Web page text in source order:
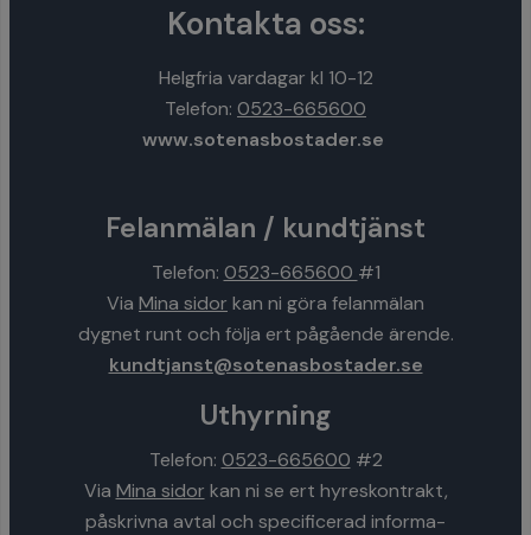
Kontakta oss:
Helgfria vardagar kl 10-12
Telefon: 0523-665600
www.sotenasbostader.se
Felanmälan / kundtjänst
Telefon: 0523-665600 #1
Via Mina sidor kan ni göra felanmälan
dygnet runt och följa ert pågående ärende.
kundtjanst@sotenasbostader.se
Uthyrning
Telefon: 0523-665600 #2
Via Mina sidor kan ni se ert hyreskontrakt,
påskrivna avtal och specificerad informa-